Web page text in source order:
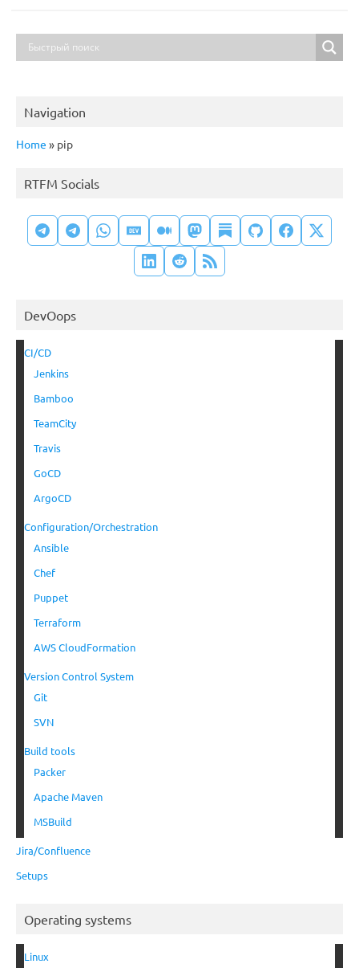
Navigation
Home » pip
RTFM Socials
DevOops
CI/CD
Jenkins
Bamboo
TeamCity
Travis
GoCD
ArgoCD
Configuration/Orchestration
Ansible
Chef
Puppet
Terraform
AWS CloudFormation
Version Control System
Git
SVN
Build tools
Packer
Apache Maven
MSBuild
Jira/Confluence
Setups
Operating systems
Linux